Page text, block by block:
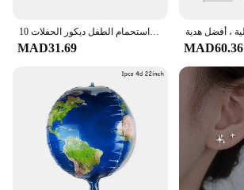
MAD31.69 MAD60.36